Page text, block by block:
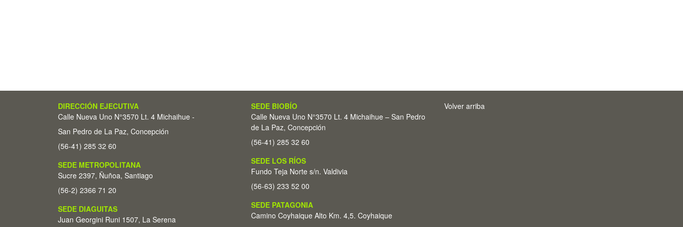
DIRECCIÓN EJECUTIVA
Calle Nueva Uno N°3570 Lt. 4 Michaihue -
San Pedro de La Paz, Concepción
(56-41) 285 32 60
SEDE METROPOLITANA
Sucre 2397, Ñuñoa, Santiago
(56-2) 2366 71 20
SEDE DIAGUITAS
Juan Georgini Runi 1507, La Serena
SEDE BIOBÍO
Calle Nueva Uno N°3570 Lt. 4 Michaihue – San Pedro
de La Paz, Concepción
(56-41) 285 32 60
SEDE LOS RÍOS
Fundo Teja Norte s/n. Valdivia
(56-63) 233 52 00
SEDE PATAGONIA
Camino Coyhaique Alto Km. 4,5. Coyhaique
Volver arriba